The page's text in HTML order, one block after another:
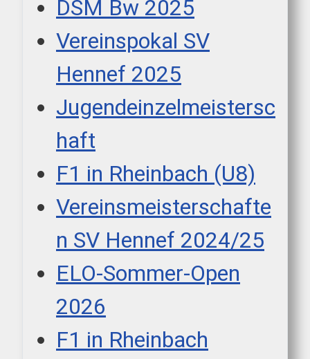
DSM Bw 2025
Vereinspokal SV
Hennef 2025
Jugendeinzelmeistersc
haft
F1 in Rheinbach (U8)
Vereinsmeisterschafte
n SV Hennef 2024/25
ELO-Sommer-Open
2026
F1 in Rheinbach